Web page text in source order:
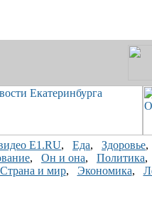
E1.RU, Еда, Здоровье,
, Он и она, Политика,
Страна и мир, Экономика,